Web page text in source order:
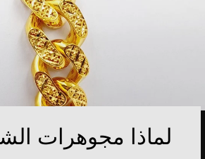
لماذا مجوهرات